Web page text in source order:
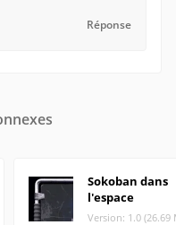
Réponse
Sokoban dans
l'espace
Version: 1.0 (26.69